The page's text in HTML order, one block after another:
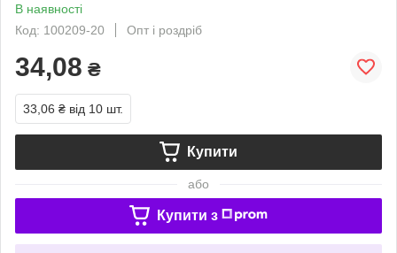
В наявності
Код: 100209-20
Опт і роздріб
34,08 ₴
33,06 ₴ від 10 шт.
Купити
або
Купити з